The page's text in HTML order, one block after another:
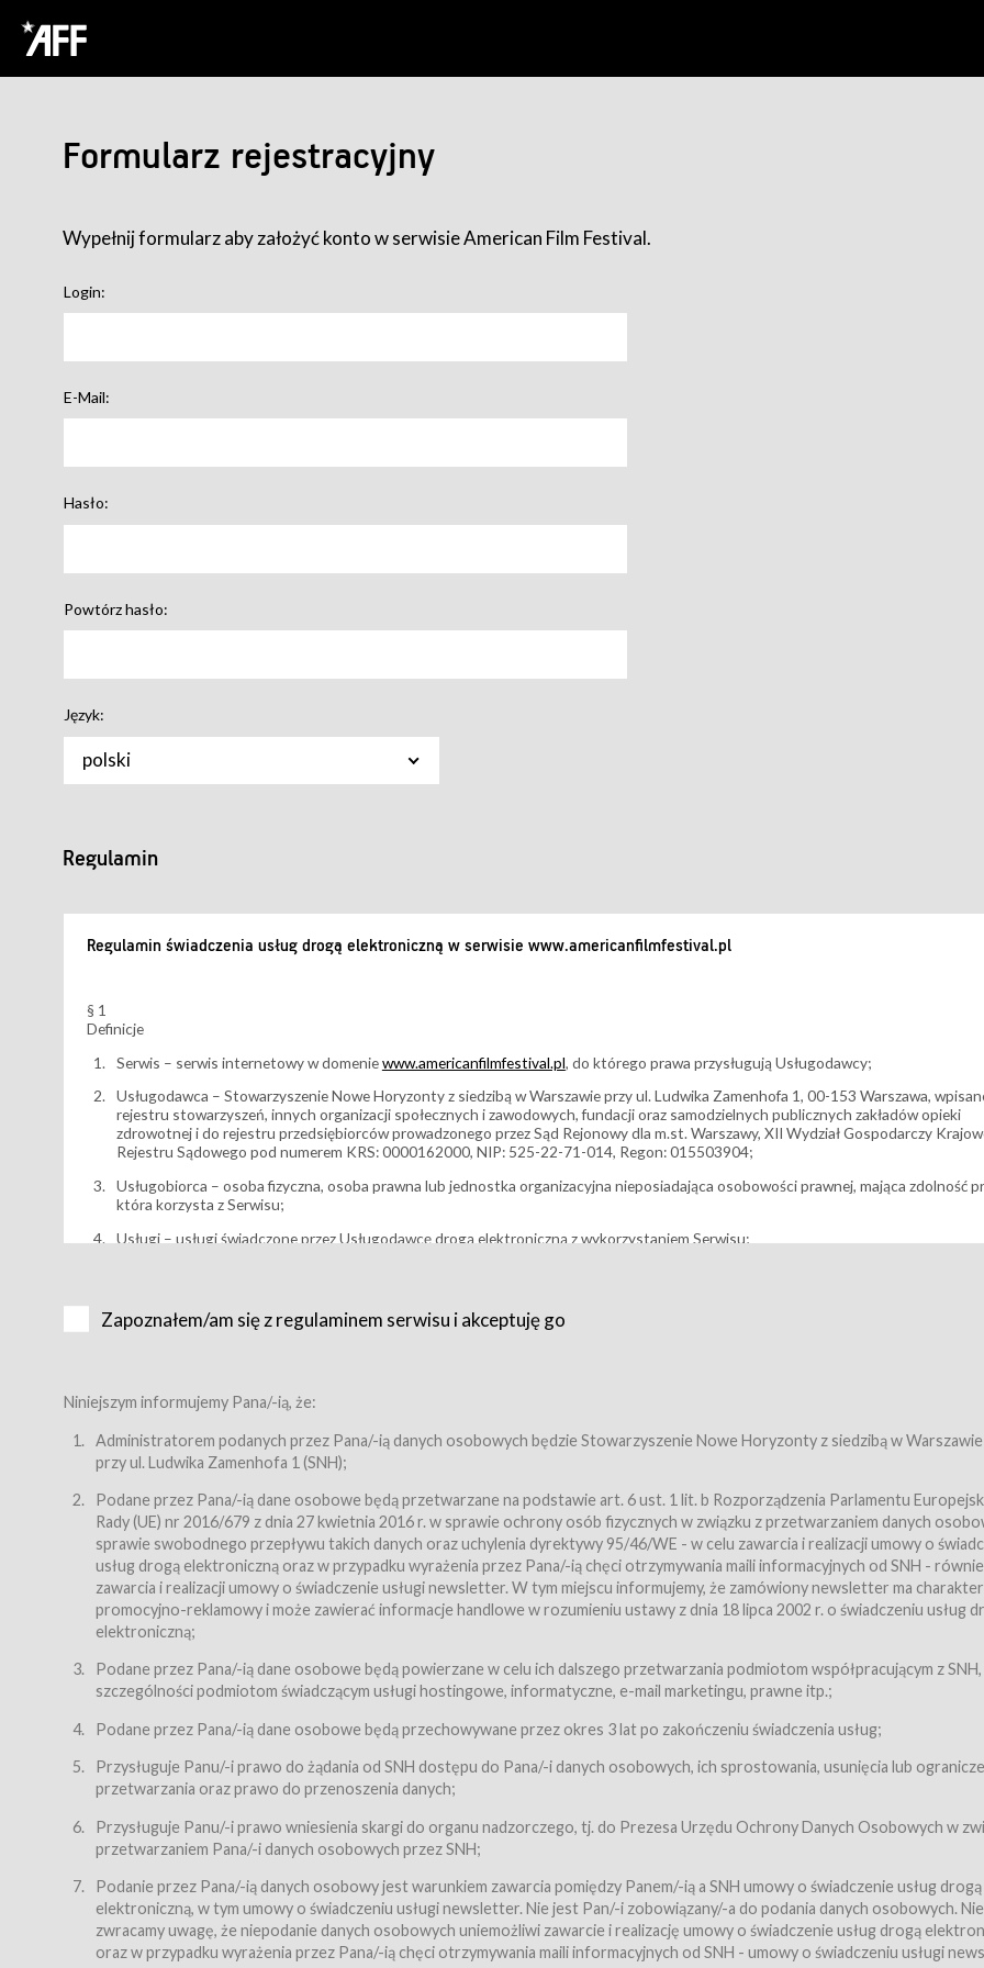
Formularz rejestracyjny
Wypełnij formularz aby założyć konto w serwisie American Film Festival.
Login:
E-Mail:
Hasło:
Powtórz hasło:
Język:
polski
Regulamin
Regulamin świadczenia usług drogą elektroniczną w serwisie www.americanfilmfestival.pl
§ 1
Definicje
Serwis – serwis internetowy w domeniewww.americanfilmfestival.pl, do którego prawa przysługują Usługodawcy;
Usługodawca – Stowarzyszenie Nowe Horyzonty z siedzibą w Warszawie przy ul. Ludwika Zamenhofa 1, 00-153 Warszawa,
rejestru stowarzyszeń, innych organizacji społecznych i zawodowych, fundacji oraz samodzielnych publicznych zakładów opieki
zdrowotnej i do rejestru przedsiębiorców prowadzonego przez Sąd Rejonowy dla m.st. Warszawy, XII Wydział Gospodarczy
Rejestru Sądowego pod numerem KRS: 0000162000, NIP: 525-22-71-014, Regon: 015503904;
Usługobiorca – osoba fizyczna, osoba prawna lub jednostka organizacyjna nieposiadająca osobowości prawnej, mająca zdolność
która korzysta z Serwisu;
Usługi – usługi świadczone przez Usługodawcę drogą elektroniczną z wykorzystaniem Serwisu;
Karnety – wybrane dokumenty potwierdzające zawarcie umowy z Usługodawcą i uprawniające do wzięcia udziału w Wydarzeniu,
Bilety – wybrane dokumenty potwierdzające zawarcie umowy z Usługodawcą i uprawniające do wzięcia udziału w Wydarzeniu,
przewidziane przez Usługodawcę dla danego Wydarzenia, tj. uprawniające do uczestnictwa w wielu albo w pojedynczych seansach
filmowych, wydarzeniach specjalnych i koncertach;
Sklep – sklep internetowy prowadzony przez Usługodawcę w Serwisie;
Regulamin – niniejszy regulamin.
§ 2
Postanowienia ogólne
Regulamin określa zasady:
świadczenia Usługobiorcom Usług przez Usługodawcę, z zastrzeżeniem usług, o których mowa w ust. 2 pkt. 4 i 5 poniżej,
zasady świadczenia precyzują odrębne regulaminy,
przetwarzania przez Usługodawcę danych osobowych Usługobiorców będących osobami fizycznymi.
Usługodawca świadczy w szczególności następujące Usługi:Usługodawca świadczy Usługi drogą elektroniczną w rozumieniu
dnia 18 lipca 2002 r. o świadczeniu usług drogą elektroniczną (Dz.U. z 2002 r., Nr 144, poz. 1204, z późń. zm.). Usługi świadczone są
nieodpłatnie.
usługę przeglądania i odczytywania przez Usługobiorców materiałów zamieszczanych w Serwisie,
usługę newsletter,
usługę zawierania na odległość umów nabycia Karnetów i Biletów,
usługę zawierania na odległość umów sprzedaży w Sklepie.
Usługodawca świadczy Usługi drogą elektroniczną w rozumieniu ustawy z dnia 18 lipca 2002 r. o świadczeniu usług drogą
(Dz.U. z 2002 r., Nr 144, poz. 1204, z późń. zm.). Usługi świadczone są nieodpłatnie.
Zapoznałem/am się z regulaminem serwisu i akceptuję go
Niniejszym informujemy Pana/-ią, że:
Administratorem podanych przez Pana/-ią danych osobowych będzie Stowarzyszenie Nowe Horyzonty z siedzibą w
przy ul. Ludwika Zamenhofa 1 (SNH);
Podane przez Pana/-ią dane osobowe będą przetwarzane na podstawie art. 6 ust. 1 lit. b Rozporządzenia Parlamentu
Rady (UE) nr 2016/679 z dnia 27 kwietnia 2016 r. w sprawie ochrony osób fizycznych w związku z przetwarzaniem danych
sprawie swobodnego przepływu takich danych oraz uchylenia dyrektywy 95/46/WE - w celu zawarcia i realizacji umowy o
usług drogą elektroniczną oraz w przypadku wyrażenia przez Pana/-ią chęci otrzymywania maili informacyjnych od SNH -
zawarcia i realizacji umowy o świadczenie usługi newsletter. W tym miejscu informujemy, że zamówiony newsletter ma charakter
promocyjno-reklamowy i może zawierać informacje handlowe w rozumieniu ustawy z dnia 18 lipca 2002 r. o świadczeniu usług
elektroniczną;
Podane przez Pana/-ią dane osobowe będą powierzane w celu ich dalszego przetwarzania podmiotom współpracującym z
szczególności podmiotom świadczącym usługi hostingowe, informatyczne, e-mail marketingu, prawne itp.;
Podane przez Pana/-ią dane osobowe będą przechowywane przez okres 3 lat po zakończeniu świadczenia usług;
Przysługuje Panu/-i prawo do żądania od SNH dostępu do Pana/-i danych osobowych, ich sprostowania, usunięcia lub
przetwarzania oraz prawo do przenoszenia danych;
Przysługuje Panu/-i prawo wniesienia skargi do organu nadzorczego, tj. do Prezesa Urzędu Ochrony Danych Osobowych w
przetwarzaniem Pana/-i danych osobowych przez SNH;
Podanie przez Pana/-ią danych osobowy jest warunkiem zawarcia pomiędzy Panem/-ią a SNH umowy o świadczenie usług drogą
elektroniczną, w tym umowy o świadczeniu usługi newsletter. Nie jest Pan/-i zobowiązany/-a do podania danych osobowych.
zwracamy uwagę, że niepodanie danych osobowych uniemożliwi zawarcie i realizację umowy o świadczenie usług drogą
oraz w przypadku wyrażenia przez Pana/-ią chęci otrzymywania maili informacyjnych od SNH - umowy o świadczeniu usługi